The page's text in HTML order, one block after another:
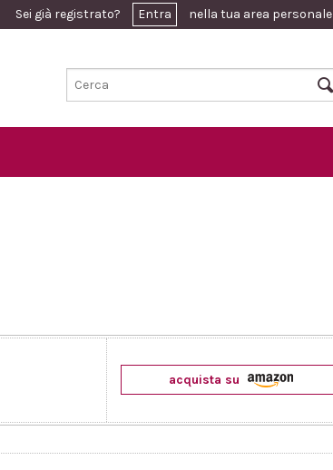
Sei già registrato? Entra nella tua area personale
acquista su